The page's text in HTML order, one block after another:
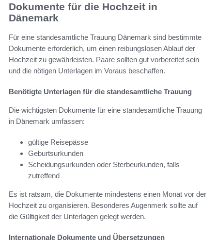
Dokumente für die Hochzeit in
Dänemark
Für eine standesamtliche Trauung Dänemark sind bestimmte
Dokumente erforderlich, um einen reibungslosen Ablauf der
Hochzeit zu gewährleisten. Paare sollten gut vorbereitet sein
und die nötigen Unterlagen im Voraus beschaffen.
Benötigte Unterlagen für die standesamtliche Trauung
Die wichtigsten Dokumente für eine standesamtliche Trauung
in Dänemark umfassen:
gültige Reisepässe
Geburtsurkunden
Scheidungsurkunden oder Sterbeurkunden, falls
zutreffend
Es ist ratsam, die Dokumente mindestens einen Monat vor der
Hochzeit zu organisieren. Besonderes Augenmerk sollte auf
die Gültigkeit der Unterlagen gelegt werden.
Internationale Dokumente und Übersetzungen